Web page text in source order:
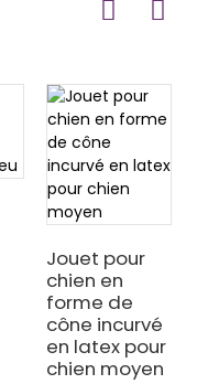
Jouet pour
chien en
forme de
cône incurvé
en latex pour
chien moyen